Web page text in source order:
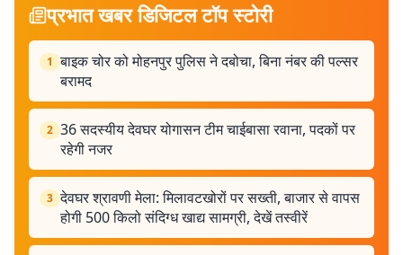
प्रभात खबर डिजिटल टॉप स्टोरी
1 बाइक चोर को मोहनपुर पुलिस ने दबोचा, बिना नंबर की पल्सर
बरामद
2 36 सदस्यीय देवघर योगासन टीम चाईबासा रवाना, पदकों पर
रहेगी नजर
3 देवघर श्रावणी मेला: मिलावटखोरों पर सख्ती, बाजार से वापस
होगी 500 किलो संदिग्ध खाद्य सामग्री, देखें तस्वीरें